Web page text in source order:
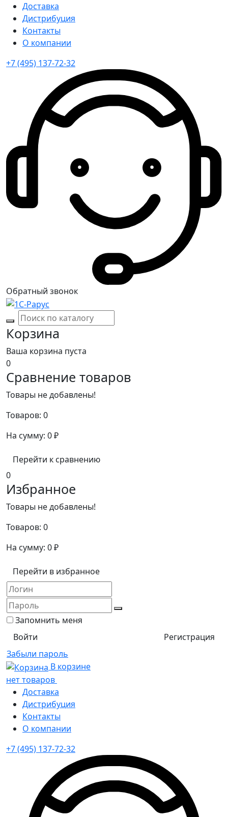
Доставка
Дистрибуция
Контакты
О компании
+7 (495) 137-72-32
Обратный звонок
Корзина
Ваша корзина пуста
0
Сравнение товаров
Товары не добавлены!
Товаров: 0
На сумму: 0₽
Перейти к сравнению
0
Избранное
Товары не добавлены!
Товаров: 0
На сумму: 0₽
Перейти в избранное
Запомнить меня
Регистрация
Забыли пароль
В корзине
нет товаров
Доставка
Дистрибуция
Контакты
О компании
+7 (495) 137-72-32